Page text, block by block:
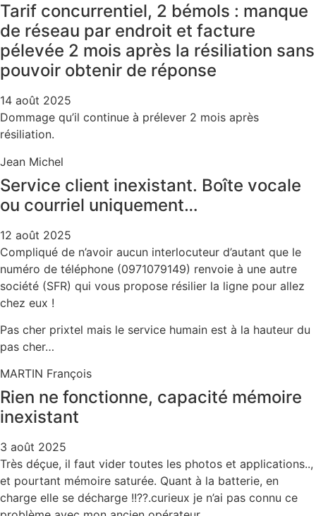
Tarif concurrentiel, 2 bémols : manque
de réseau par endroit et facture
pélevée 2 mois après la résiliation sans
pouvoir obtenir de réponse
14 août 2025
Dommage qu’il continue à prélever 2 mois après
résiliation.
Jean Michel
Service client inexistant. Boîte vocale
ou courriel uniquement…
12 août 2025
Compliqué de n’avoir aucun interlocuteur d’autant que le
numéro de téléphone (0971079149) renvoie à une autre
société (SFR) qui vous propose résilier la ligne pour allez
chez eux !
Pas cher prixtel mais le service humain est à la hauteur du
pas cher…
MARTIN François
Rien ne fonctionne, capacité mémoire
inexistant
3 août 2025
Très déçue, il faut vider toutes les photos et applications..,
et pourtant mémoire saturée. Quant à la batterie, en
charge elle se décharge !!??.curieux je n’ai pas connu ce